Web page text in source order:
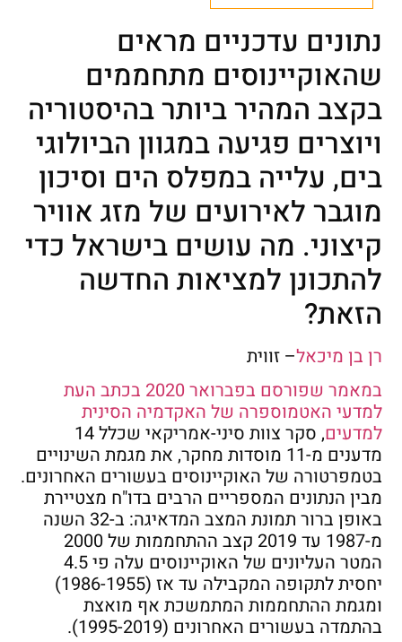
נתונים עדכניים מראים
שהאוקיינוסים מתחממים
בקצב המהיר ביותר בהיסטוריה
ויוצרים פגיעה במגוון הביולוגי
בים, עלייה במפלס הים וסיכון
מוגבר לאירועים של מזג אוויר
קיצוני. מה עושים בישראל כדי
להתכונן למציאות החדשה
הזאת?
רן בן מיכאל– זווית
במאמר שפורסם בפברואר 2020 בכתב העת
למדעי האטמוספרה של האקדמיה הסינית
למדעים
, סקר צוות סיני-אמריקאי שכלל 14
מדענים מ-11 מוסדות מחקר, את מגמת השינויים
בטמפרטורה של האוקיינוסים בעשורים האחרונים.
מבין הנתונים המספריים הרבים בדו"ח מצטיירת
באופן ברור תמונת המצב המדאיגה: ב-32 השנה
מ-1987 עד 2019 קצב ההתחממות של 2000
המטר העליונים של האוקיינוסים עלה פי 4.5
יחסית לתקופה המקבילה עד אז (1986-1955)
ומגמת ההתחממות המתמשכת אף מואצת
בהתמדה בעשורים האחרונים (1995-2019).